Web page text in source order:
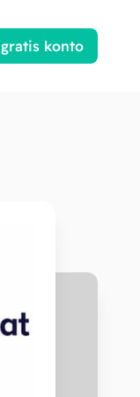
gratis konto